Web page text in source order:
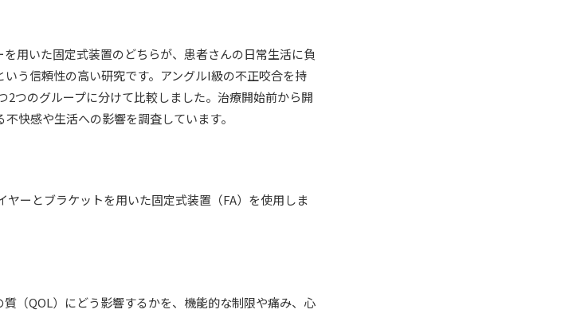
用いた固定式装置のどちらが、患者さんの日常生活に負
う信頼性の高い研究です。アングルI級の不正咬合を持
2つのグループに分けて比較しました。治療開始前から開
快感や生活への影響を調査しています。
ーとブラケットを用いた固定式装置（FA）を使用しま
（QOL）にどう影響するかを、機能的な制限や痛み、心